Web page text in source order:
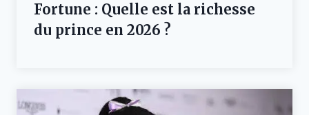
Fortune : Quelle est la richesse
du prince en 2026 ?